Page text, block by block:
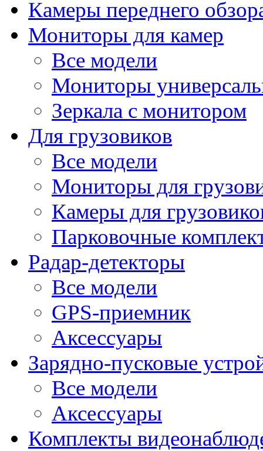
Камеры переднего
Мониторы для камер
Все модели
Мониторы
Зеркала с монитором
Для грузовиков
Все модели
Мониторы для
Камеры для
Парковочные
Радар-детекторы
Все модели
GPS-приемник
Аксессуары
Зарядно-пусковые
Все модели
Аксессуары
Комплекты